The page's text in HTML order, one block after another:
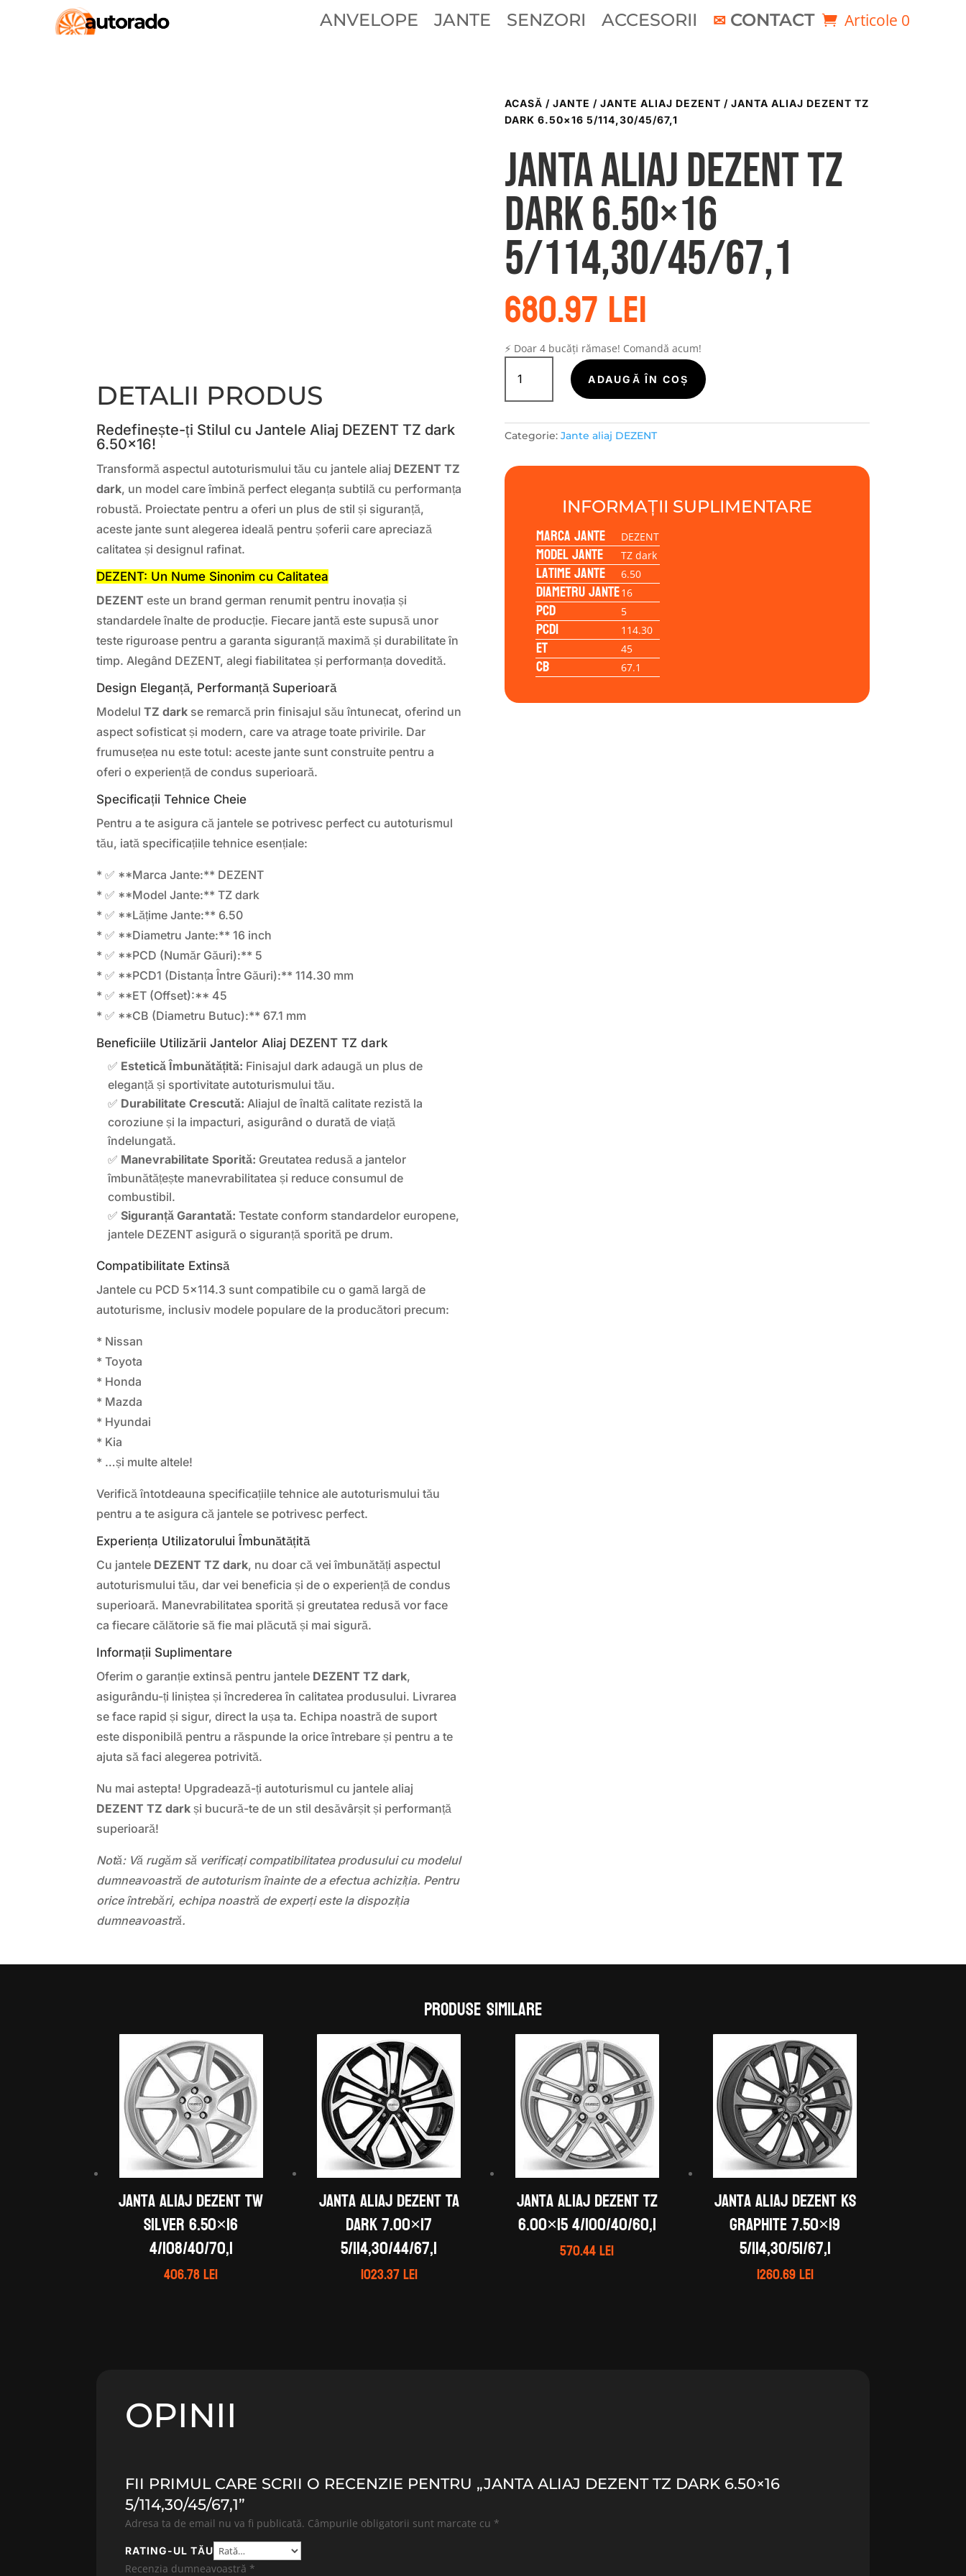
ANVELOPE JANTE SENZORI ACCESORII CONTACT Articole 0
DETALII PRODUS
Redefinește-ți Stilul cu Jantele Aliaj DEZENT TZ dark
6.50×16!
Transformă aspectul autoturismului tău cu jantele aliaj DEZENT TZ
dark, un model care îmbină perfect eleganța subtilă cu performanța
robustă. Proiectate pentru a oferi un plus de stil și siguranță,
aceste jante sunt alegerea ideală pentru șoferii care apreciază
calitatea și designul rafinat.
DEZENT: Un Nume Sinonim cu Calitatea
DEZENT este un brand german renumit pentru inovația și
standardele înalte de producție. Fiecare jantă este supusă unor
teste riguroase pentru a garanta siguranță maximă și durabilitate în
timp. Alegând DEZENT, alegi fiabilitatea și performanța dovedită.
Design Eleganță, Performanță Superioară
ModelulTZ dark se remarcă prin finisajul său întunecat, oferind un
aspect sofisticat și modern, care va atrage toate privirile. Dar
frumusețea nu este totul: aceste jante sunt construite pentru a
oferi o experiență de condus superioară.
Specificații Tehnice Cheie
Pentru a te asigura că jantele se potrivesc perfect cu autoturismul
tău, iată specificațiile tehnice esențiale:
* ✅ **Marca Jante:** DEZENT
* ✅ **Model Jante:** TZ dark
* ✅ **Lățime Jante:** 6.50
* ✅ **Diametru Jante:** 16 inch
* ✅ **PCD (Număr Găuri):** 5
* ✅ **PCD1 (Distanța Între Găuri):** 114.30 mm
* ✅ **ET (Offset):** 45
* ✅ **CB (Diametru Butuc):** 67.1 mm
Beneficiile Utilizării Jantelor Aliaj DEZENT TZ dark
✅ Estetică Îmbunătățită: Finisajul dark adaugă un plus de
eleganță și sportivitate autoturismului tău.
✅ Durabilitate Crescută: Aliajul de înaltă calitate rezistă la
coroziune și la impacturi, asigurând o durată de viață
îndelungată.
✅ Manevrabilitate Sporită: Greutatea redusă a jantelor
îmbunătățește manevrabilitatea și reduce consumul de
combustibil.
✅Siguranță Garantată: Testate conform standardelor europene,
jantele DEZENT asigură o siguranță sporită pe drum.
Compatibilitate Extinsă
Jantele cu PCD 5×114.3 sunt compatibile cu o gamă largă de
autoturisme, inclusiv modele populare de la producători precum:
* Nissan
* Toyota
* Honda
* Mazda
* Hyundai
* Kia
* …și multe altele!
Verifică întotdeauna specificațiile tehnice ale autoturismului tău
pentru a te asigura că jantele se potrivesc perfect.
Experiența Utilizatorului Îmbunătățită
Cu jantele DEZENT TZ dark, nu doar că vei îmbunătăți aspectul
autoturismului tău, dar vei beneficia și de o experiență de condus
superioară. Manevrabilitatea sporită și greutatea redusă vor face
ca fiecare călătorie să fie mai plăcută și mai sigură.
Informații Suplimentare
Oferim o garanție extinsă pentru jantele DEZENT TZ dark,
asigurându-ți liniștea și încrederea în calitatea produsului. Livrarea
se face rapid și sigur, direct la ușa ta. Echipa noastră de suport
este disponibilă pentru a răspunde la orice întrebare și pentru a te
ajuta să faci alegerea potrivită.
Nu mai astepta! Upgradează-ți autoturismul cu jantele aliaj
DEZENT TZ dark și bucură-te de un stil desăvârșit și performanță
superioară!
Notă: Vă rugăm să verificați compatibilitatea produsului cu modelul
dumneavoastră de autoturism înainte de a efectua achiziția. Pentru
orice întrebări, echipa noastră de experți este la dispoziția
dumneavoastră.
ACASĂ / JANTE / JANTE ALIAJ DEZENT / JANTA ALIAJ DEZENT TZ
DARK 6.50×16 5/114,30/45/67,1
Janta aliaj DEZENT TZ
dark 6.50×16
5/114,30/45/67,1
680.97lei
⚡ Doar 4 bucăți rămase! Comandă acum!
Cantitate
Janta
aliaj
TZ
dark
6.50x16
5/114,30/45/67,1
ADAUGĂ ÎN COȘ
Categorie: Jante aliaj DEZENT
INFORMAȚII SUPLIMENTARE
Marca jante DEZENT
Model jante TZ dark
Latime jante 6.50
Diametru jante16
PCD 5
PCD1 114.30
ET 45
CB 67.1
Produse similare
Janta aliaj DEZENT TW
silver 6.50×16
4/108/40/70,1
406.78lei
Janta aliaj DEZENT TA
dark 7.00×17
5/114,30/44/67,1
1023.37lei
Janta aliaj DEZENT TZ
6.00×15 4/100/40/60,1
570.44lei
Janta aliaj DEZENT KS
graphite 7.50×19
5/114,30/51/67,1
1260.69lei
OPINII
FII PRIMUL CARE SCRII O RECENZIE PENTRU „JANTA ALIAJ DEZENT TZ DARK 6.50×16
5/114,30/45/67,1”
Adresa ta de email nu va fi publicată. Câmpurile obligatorii sunt marcate cu *
RATING-UL TĂU
Recenzia dumneavoastră *